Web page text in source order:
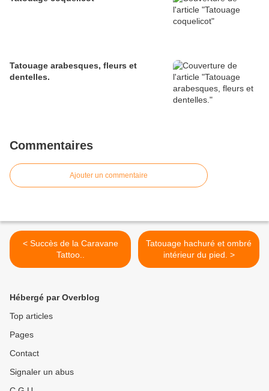
Tatouage arabesques, fleurs et
dentelles.
Commentaires
Ajouter un commentaire
< Succès de la Caravane
Tattoo..
Tatouage hachuré et ombré
intérieur du pied. >
Hébergé par Overblog
Top articles
Pages
Contact
Signaler un abus